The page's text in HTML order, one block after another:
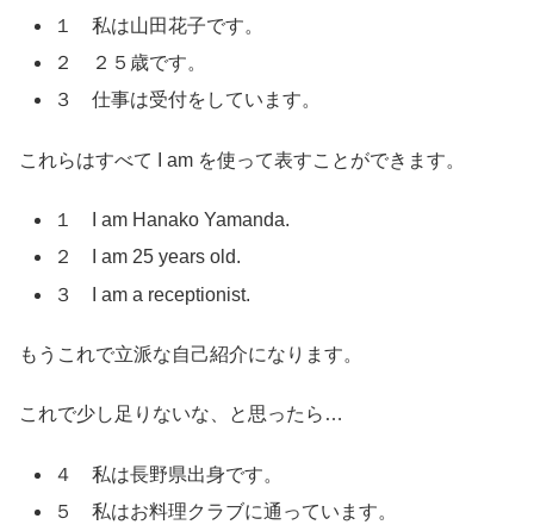
１ 私は山田花子です。
２ ２５歳です。
３ 仕事は受付をしています。
これらはすべて I am を使って表すことができます。
１ I am Hanako Yamanda.
２ I am 25 years old.
３ I am a receptionist.
もうこれで立派な自己紹介になります。
これで少し足りないな、と思ったら…
４ 私は長野県出身です。
５ 私はお料理クラブに通っています。